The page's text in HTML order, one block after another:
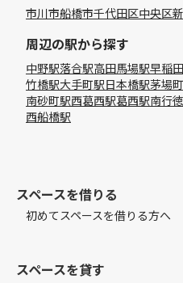
市川市船橋市千代田区中央区
周辺の駅から探す
中野駅落合駅高田馬場駅早稲
竹橋駅大手町駅日本橋駅茅場
南砂町駅西葛西駅葛西駅南行
西船橋駅
スペースを借りる
初めてスペースを借りる方へ
スペースを貸す